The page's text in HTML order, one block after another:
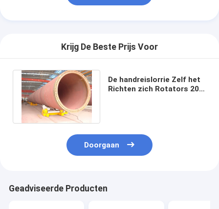
Krijg De Beste Prijs Voor
De handreislorrie Zelf het
Richten zich Rotators 20T
Doorgaan
Geadviseerde Producten